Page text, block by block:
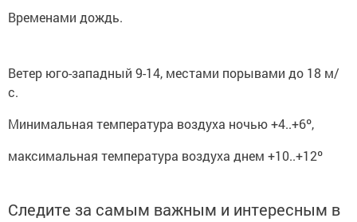
Временами дождь.
Ветер юго-западный 9-14, местами порывами до 18 м/
с.
Минимальная температура воздуха ночью +4..+6º,
максимальная температура воздуха днем +10..+12º
Следите за самым важным и интересным в